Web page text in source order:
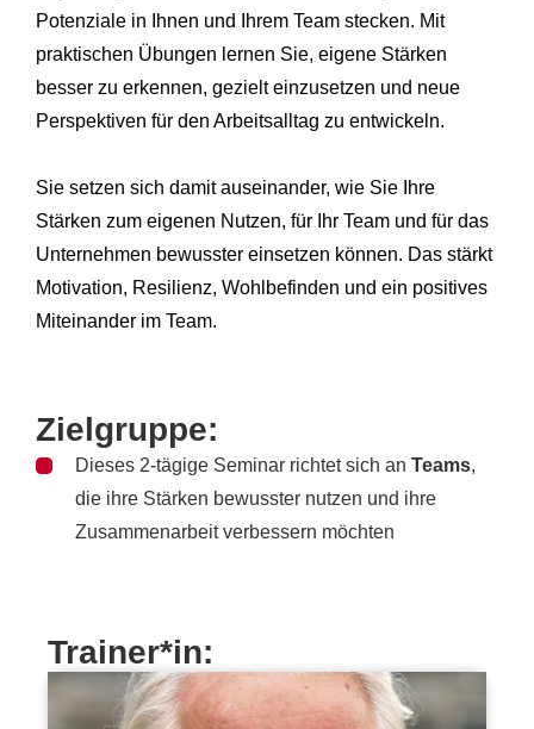
Potenziale in Ihnen und Ihrem Team stecken. Mit
praktischen Übungen lernen Sie, eigene Stärken
besser zu erkennen, gezielt einzusetzen und neue
Perspektiven für den Arbeitsalltag zu entwickeln.
Sie setzen sich damit auseinander, wie Sie Ihre
Stärken zum eigenen Nutzen, für Ihr Team und für das
Unternehmen bewusster einsetzen können. Das stärkt
Motivation, Resilienz, Wohlbefinden und ein positives
Miteinander im Team.
Zielgruppe:
Dieses 2-tägige Seminar richtet sich an Teams,
die ihre Stärken bewusster nutzen und ihre
Zusammenarbeit verbessern möchten
Trainer*in: